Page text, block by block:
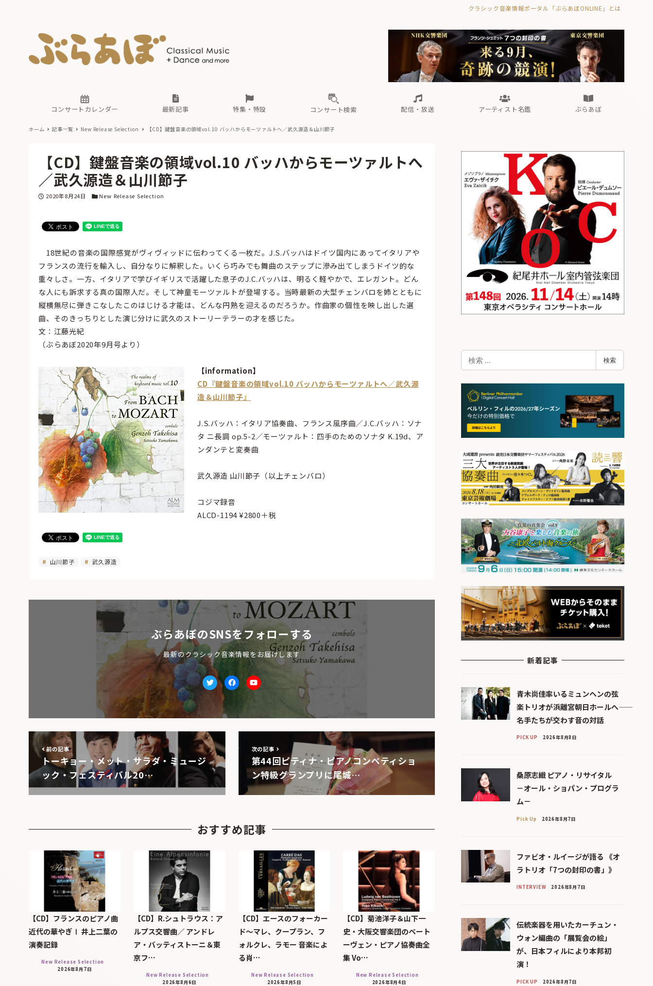
クラシック音楽情報ポータル「ぶらあぼONLINE」とは
コンサートカレンダー 最新記事
古楽とその先と オーケストラの楽屋から 海の向こうの音楽家 ぶらあぼブラス！
フォルテピアノ・オデッセイ
特集・特設
現場のプロが推す！間違いないオーケストラコンサート
過去の特集
コンサート検索 配信・放送
無料ライブ配信スケジュール 有料ライブ配信スケジュール
アーティスト名鑑
あ た は ま わ
ぶらあぼ
古楽とその先と Aからの眺望 ぶらあぼブラス！
フォルテピアノ・オデッセイ
無料ライブ配信スケジュール
あ か さ
ホーム 記事一覧 New Release Selection 【CD】鍵盤音楽の領域vol.10 バッハからモーツァルトへ／武久源造＆山川節子
【CD】鍵盤音楽の領域vol.10 バッハからモーツァルトへ
／武久源造＆山川節子
投稿日
2020年8月24日 カテゴリー
New Release Selection
18世紀の音楽の国際感覚がヴィヴィッドに伝わってくる一枚だ。J.S.バッハはドイツ国内にあってイタリアや
フランスの流行を輸入し、自分なりに解釈した。いくら巧みでも舞曲のステップに滲み出てしまうドイツ的な
重々しさ。一方、イタリアで学びイギリスで活躍した息子のJ.C.バッハは、明るく軽やかで、エレガント。どん
な人にも訴求する真の国際人だ。そして神童モーツァルトが登場する。当時最新の大型チェンバロを姉とともに
縦横無尽に弾きこなしたこのはじける才能は、どんな円熟を迎えるのだろうか。作曲家の個性を映し出した選
曲、そのきっちりとした演じ分けに武久のストーリーテラーの才を感じた。
文：江藤光紀
（ぶらあぼ2020年9月号より）
【information】
CD『鍵盤音楽の領域vol.10 バッハからモーツァルトへ／武久源
造＆山川節子』
J.S.バッハ：イタリア協奏曲、フランス風序曲／J.C.バッハ：ソナ
タ ニ長調 op.5-2／モーツァルト：四手のためのソナタ K.19d、ア
ンダンテと変奏曲
武久源造 山川節子（以上チェンバロ）
コジマ録音
ALCD-1194 ¥2800＋税
山川節子 武久源造
ぶらあぼのSNSをフォローする
最新のクラシック音楽情報をお届けします
TwitterfacebookYoutube
前の記事
トーキョー・メット・サラダ・ミュージ
ック・フェスティバル20…
次の記事
第44回ピティナ・ピアノコンペティショ
ン特級グランプリに尾城…
おすすめ記事
【CD】フランスのピアノ曲
近代の華やぎⅠ 井上二葉の
演奏記録
New Release Selection
2026年8月7日
【CD】R.シュトラウス：ア
ルプス交響曲／ アンドレ
ア・バッティストーニ＆東
京フ…
New Release Selection
2026年8月6日
【CD】エースのフォーカー
ド～マレ、クープラン、フ
ォルクレ、ラモー 音楽によ
る肖…
New Release Selection
2026年8月5日
【CD】菊池洋子＆山下一
史・大阪交響楽団のベート
ーヴェン・ピアノ協奏曲全
集 Vo…
New Release Selection
2026年8月4日
検
索
検索
新着記事
青木尚佳率いるミュンヘンの弦
楽トリオが浜離宮朝日ホールへ――
名手たちが交わす音の対話
PICK UP 2026年8月8日
桑原志織 ピアノ・リサイタル
－オール・ショパン・プログラ
ム－
Pick Up 2026年8月7日
ファビオ・ルイージが語る 《オ
ラトリオ「7つの封印の書」》
INTERVIEW 2026年8月7日
伝統楽器を用いたカーチュン・
ウォン編曲の「展覧会の絵」
が、日本フィルにより本邦初
演！
PICK UP 2026年8月7日